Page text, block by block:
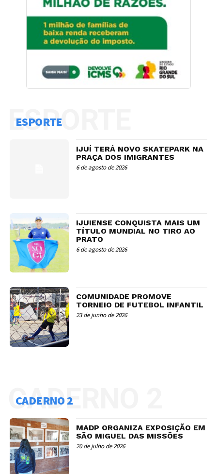
ESPORTE
ESPORTE
IJUÍ TERÁ NOVO SKATEPARK NA
PRAÇA DOS IMIGRANTES
6 de agosto de 2026
IJUIENSE CONQUISTA MAIS UM
TÍTULO MUNDIAL NO TIRO AO
PRATO
6 de agosto de 2026
COMUNIDADE PROMOVE
TORNEIO DE FUTEBOL INFANTIL
23 de junho de 2026
CADERNO 2
CADERNO 2
MADP ORGANIZA EXPOSIÇÃO EM
SÃO MIGUEL DAS MISSÕES
20 de julho de 2026